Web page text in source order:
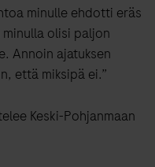
minulle ehdotti eräs
olisi paljon
Annoin ajatuksen
että miksipä ei.”
Keski-Pohjanmaan